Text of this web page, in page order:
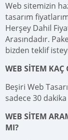
Web sitemizin
tasarım
Herşey Dahil
Arasındadır.
bizden teklif
WEB SİTEM KAÇ
Beşiri Web
sadece 30
WEB SİTEM
MI?